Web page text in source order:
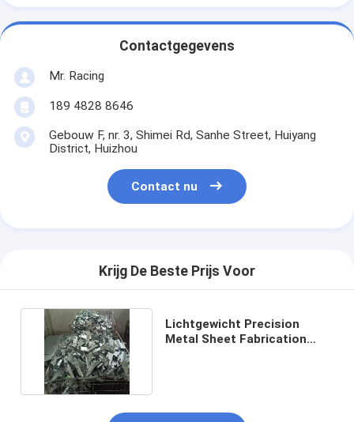
Contactgegevens
Mr. Racing
189 4828 8646
Gebouw F, nr. 3, Shimei Rd, Sanhe Street, Huiyang
District, Huizhou
Contact nu
Krijg De Beste Prijs Voor
Lichtgewicht Precision
Metal Sheet Fabrication